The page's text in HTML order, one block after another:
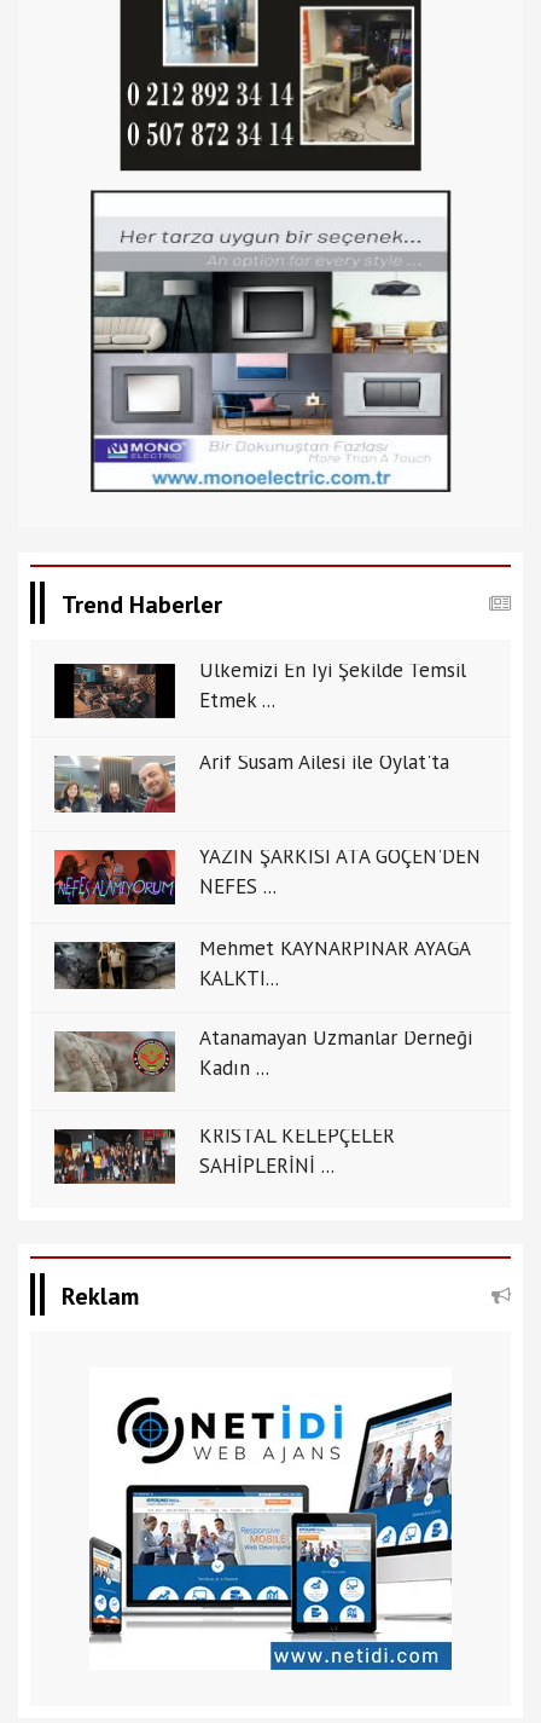
Trend Haberler
Ülkemizi En İyi Şekilde Temsil
Etmek ...
Arif Susam Ailesi ile Oylat'ta
YAZIN ŞARKISI ATA GÖÇEN'DEN
NEFES ...
Mehmet KAYNARPINAR AYAĞA
KALKTI...
Atanamayan Uzmanlar Derneği
Kadın ...
KRİSTAL KELEPÇELER
SAHİPLERİNİ ...
Reklam